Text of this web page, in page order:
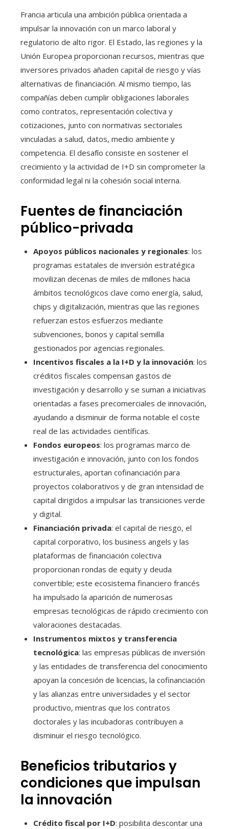
Francia articula una ambición pública orientada a
impulsar la innovación con un marco laboral y
regulatorio de alto rigor. El Estado, las regiones y la
Unión Europea proporcionan recursos, mientras que
inversores privados añaden capital de riesgo y vías
alternativas de financiación. Al mismo tiempo, las
compañías deben cumplir obligaciones laborales
como contratos, representación colectiva y
cotizaciones, junto con normativas sectoriales
vinculadas a salud, datos, medio ambiente y
competencia. El desafío consiste en sostener el
crecimiento y la actividad de I+D sin comprometer la
conformidad legal ni la cohesión social interna.
Fuentes de financiación
público-privada
Apoyos públicos nacionales y regionales: los
programas estatales de inversión estratégica
movilizan decenas de miles de millones hacia
ámbitos tecnológicos clave como energía, salud,
chips y digitalización, mientras que las regiones
refuerzan estos esfuerzos mediante
subvenciones, bonos y capital semilla
gestionados por agencias regionales.
Incentivos fiscales a la I+D y la innovación: los
créditos fiscales compensan gastos de
investigación y desarrollo y se suman a iniciativas
orientadas a fases precomerciales de innovación,
ayudando a disminuir de forma notable el coste
real de las actividades científicas.
Fondos europeos: los programas marco de
investigación e innovación, junto con los fondos
estructurales, aportan cofinanciación para
proyectos colaborativos y de gran intensidad de
capital dirigidos a impulsar las transiciones verde
y digital.
Financiación privada: el capital de riesgo, el
capital corporativo, los business angels y las
plataformas de financiación colectiva
proporcionan rondas de equity y deuda
convertible; este ecosistema financiero francés
ha impulsado la aparición de numerosas
empresas tecnológicas de rápido crecimiento con
valoraciones destacadas.
Instrumentos mixtos y transferencia
tecnológica: las empresas públicas de inversión
y las entidades de transferencia del conocimiento
apoyan la concesión de licencias, la cofinanciación
y las alianzas entre universidades y el sector
productivo, mientras que los contratos
doctorales y las incubadoras contribuyen a
disminuir el riesgo tecnológico.
Beneficios tributarios y
condiciones que impulsan
la innovación
Crédito fiscal por I+D: posibilita descontar una